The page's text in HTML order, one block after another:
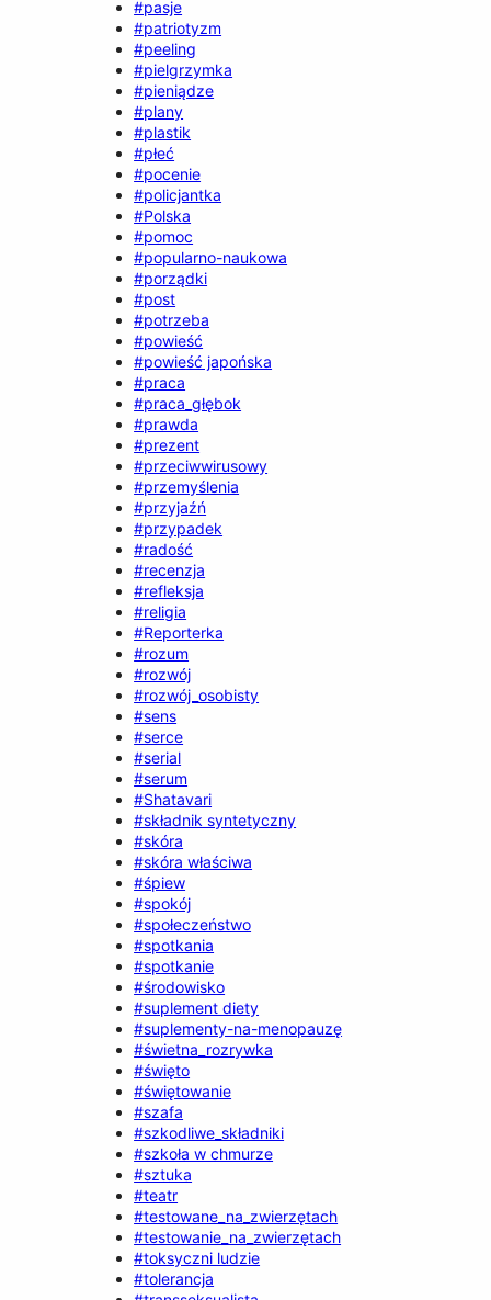
#pasje
#patriotyzm
#peeling
#pielgrzymka
#pieniądze
#plany
#plastik
#płeć
#pocenie
#policjantka
#Polska
#pomoc
#popularno-naukowa
#porządki
#post
#potrzeba
#powieść
#powieść japońska
#praca
#praca_głębok
#prawda
#prezent
#przeciwwirusowy
#przemyślenia
#przyjaźń
#przypadek
#radość
#recenzja
#refleksja
#religia
#Reporterka
#rozum
#rozwój
#rozwój_osobisty
#sens
#serce
#serial
#serum
#Shatavari
#składnik syntetyczny
#skóra
#skóra właściwa
#śpiew
#spokój
#społeczeństwo
#spotkania
#spotkanie
#środowisko
#suplement diety
#suplementy-na-menopauzę
#świetna_rozrywka
#święto
#świętowanie
#szafa
#szkodliwe_składniki
#szkoła w chmurze
#sztuka
#teatr
#testowane_na_zwierzętach
#testowanie_na_zwierzętach
#toksyczni ludzie
#tolerancja